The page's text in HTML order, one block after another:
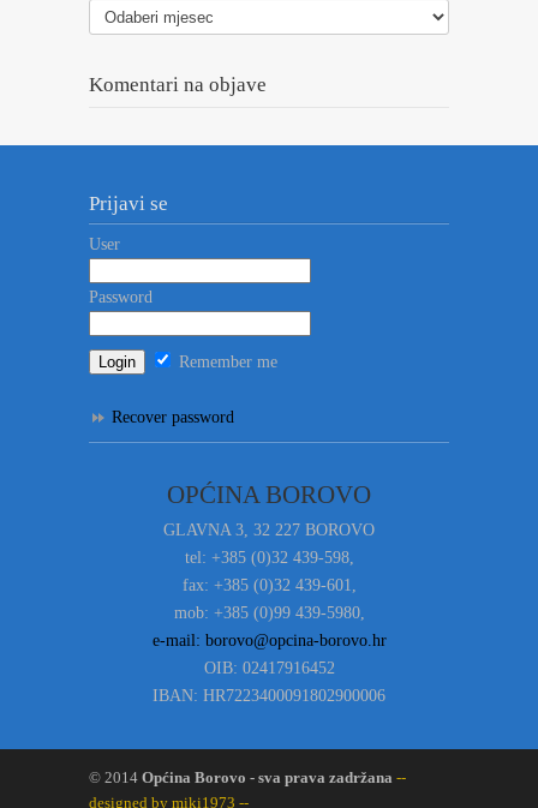
vesti
Komentari na objave
Prijavi se
User
Password
Remember me
Recover password
OPĆINA BOROVO
GLAVNA 3, 32 227 BOROVO
tel: +385 (0)32 439-598,
fax: +385 (0)32 439-601,
mob: +385 (0)99 439-5980,
e-mail: borovo@opcina-borovo.hr
OIB: 02417916452
IBAN: HR7223400091802900006
© 2014 Općina Borovo - sva prava zadržana --
designed by miki1973 --